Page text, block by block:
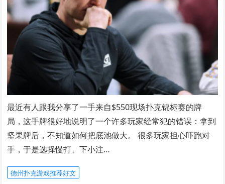
最近有人跟我分享了一手来自$550现场扑克锦标赛的牌
局，这手牌很好地说明了一个许多玩家经常犯的错误：拿到
坚果牌后，不知道如何把底池做大。 很多玩家担心吓跑对
手，于是选择慢打、下小注…
德州扑克游戏推荐好文